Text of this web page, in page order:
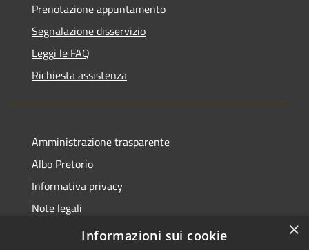
Prenotazione appuntamento
Segnalazione disservizio
Leggi le FAQ
Richiesta assistenza
Amministrazione trasparente
Albo Pretorio
Informativa privacy
Note legali
Dichiarazione di accessibilità
×
Informazioni sui cookie